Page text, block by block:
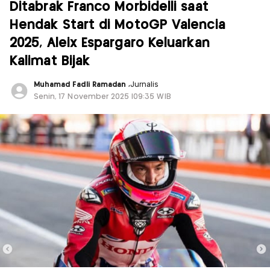
Ditabrak Franco Morbidelli saat
Hendak Start di MotoGP Valencia
2025, Aleix Espargaro Keluarkan
Kalimat Bijak
Muhamad Fadli Ramadan,Jurnalis
Senin, 17 November 2025 |09:35 WIB